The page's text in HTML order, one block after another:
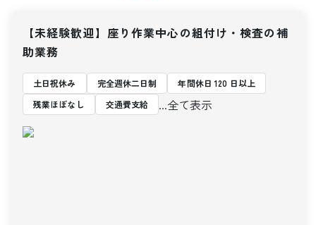
【未経験歓迎】座り作業中心の組付け・検査の補
助業務
土日祝休み 完全週休二日制
年間休日 120 日以上
残業ほぼなし
交通費支給 ...全て表示